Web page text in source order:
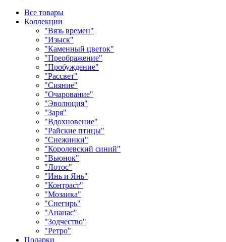
Все товары
Коллекции
"Вязь времен"
"Изыск"
"Каменный цветок"
"Преображение"
"Пробуждение"
"Рассвет"
"Сияние"
"Очарование"
"Эволюция"
"Заря"
"Вдохновение"
"Райские птицы"
"Снежинки"
"Королевский синий"
"Вьюнок"
"Лотос"
"Инь и Янь"
"Контраст"
"Мозаика"
"Снегирь"
"Ананас"
"Зодчество"
"Ретро"
Подарки